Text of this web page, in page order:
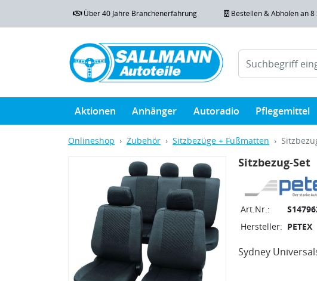
Über 40 Jahre Branchenerfahrung Bestellen & Abholen an
Aktionen Anhänger Autoradio Pflegemittel
Onlineshop Zubehör Sitzbezüge + Fußmatten
Sitzbezug-Set
Art.Nr.:
Hersteller: PETEX
Sydney